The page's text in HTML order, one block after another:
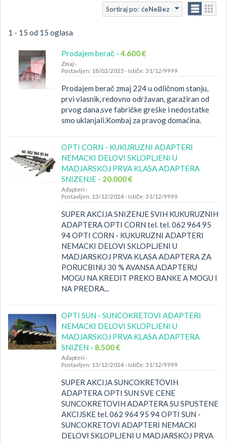
Sortiraj po: ćeNeBez
1 - 15 od 15 oglasa
Prodajem berač -4.600 €
Zmaj -
Postavljen: 18/02/2025 - Ističe: 31/12/9999
Prodajem berač zmaj 224 u odličnom stanju,
prvi vlasnik, redovno održavan, garažiran od
prvog dana,sve fabričke greške i nedostatke
smo uklanjali.Kombaj za pravog domaćina.
OPTI CORN - KUKURUZNI ADAPTERI
NEMACKI DELOVI SKLOPLJENI U
MADJARSKOJ PRVA KLASA ADAPTERA
SNIZENJE - 20.000 €
Adapteri -
Postavljen: 13/12/2024 - Ističe: 31/12/9999
SUPER AKCIJA SNIZENJE SVIH KUKURUZNIH
ADAPTERA OPTI CORN tel. tel. 062 964 95
94 OPTI CORN - KUKURUZNI ADAPTERI
NEMACKI DELOVI SKLOPLJENI U
MADJARSKOJ PRVA KLASA ADAPTERA ZA
PORUCBINU 30 % AVANSA ADAPTERU
MOGU NA KREDIT PREKO BANKE A MOGU I
NA PREDRA...
OPTI SUN - SUNCOKRETOVI ADAPTERI
NEMACKI DELOVI SKLOPLJENI U
MADJARSKOJ PRVA KLASA ADAPTERA
SNIZEN - 8.500 €
Adapteri -
Postavljen: 13/12/2024 - Ističe: 31/12/9999
SUPER AKCIJA SUNCOKRETOVIH
ADAPTERA OPTI SUN SVE CENE
SUNCOKRETOVIH ADAPTERA SU SPUSTENE
AKCIJSKE tel. 062 964 95 94 OPTI SUN -
SUNCOKRETOVI ADAPTERI NEMACKI
DELOVI SKLOPLJENI U MADJARSKOJ PRVA